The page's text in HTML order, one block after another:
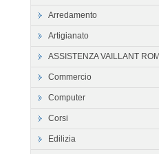
Arredamento
Artigianato
ASSISTENZA VAILLANT
Commercio
Computer
Corsi
Edilizia